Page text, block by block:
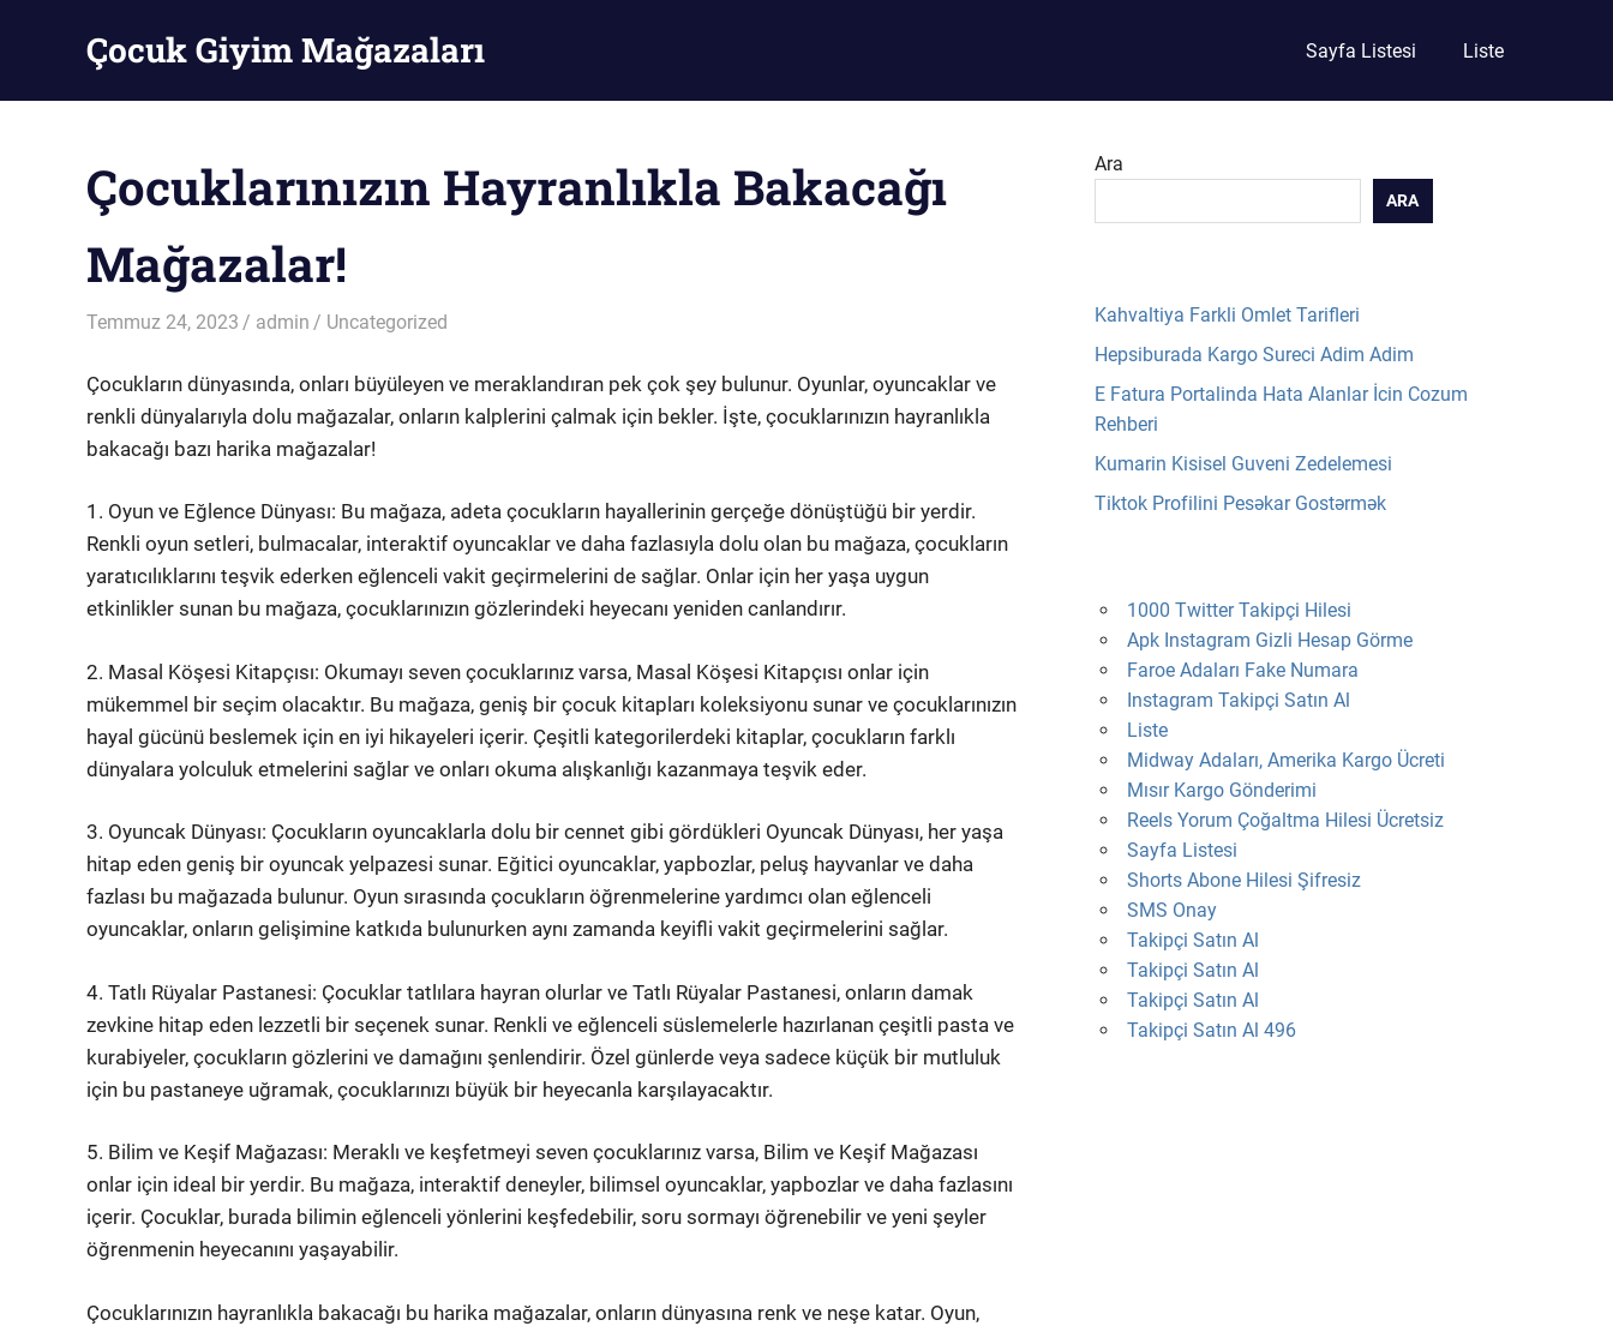
Çocuk Giyim Mağazaları Sayfa Listesi Liste
Çocuklarınızın Hayranlıkla Bakacağı
Mağazalar!
Temmuz 24, 2023 admin Uncategorized
Çocukların dünyasında, onları büyüleyen ve meraklandıran pek çok şey bulunur. Oyunlar, oyuncaklar ve
renkli dünyalarıyla dolu mağazalar, onların kalplerini çalmak için bekler. İşte, çocuklarınızın hayranlıkla
bakacağı bazı harika mağazalar!
1. Oyun ve Eğlence Dünyası: Bu mağaza, adeta çocukların hayallerinin gerçeğe dönüştüğü bir yerdir.
Renkli oyun setleri, bulmacalar, interaktif oyuncaklar ve daha fazlasıyla dolu olan bu mağaza, çocukların
yaratıcılıklarını teşvik ederken eğlenceli vakit geçirmelerini de sağlar. Onlar için her yaşa uygun
etkinlikler sunan bu mağaza, çocuklarınızın gözlerindeki heyecanı yeniden canlandırır.
2. Masal Köşesi Kitapçısı: Okumayı seven çocuklarınız varsa, Masal Köşesi Kitapçısı onlar için
mükemmel bir seçim olacaktır. Bu mağaza, geniş bir çocuk kitapları koleksiyonu sunar ve çocuklarınızın
hayal gücünü beslemek için en iyi hikayeleri içerir. Çeşitli kategorilerdeki kitaplar, çocukların farklı
dünyalara yolculuk etmelerini sağlar ve onları okuma alışkanlığı kazanmaya teşvik eder.
3. Oyuncak Dünyası: Çocukların oyuncaklarla dolu bir cennet gibi gördükleri Oyuncak Dünyası, her yaşa
hitap eden geniş bir oyuncak yelpazesi sunar. Eğitici oyuncaklar, yapbozlar, peluş hayvanlar ve daha
fazlası bu mağazada bulunur. Oyun sırasında çocukların öğrenmelerine yardımcı olan eğlenceli
oyuncaklar, onların gelişimine katkıda bulunurken aynı zamanda keyifli vakit geçirmelerini sağlar.
4. Tatlı Rüyalar Pastanesi: Çocuklar tatlılara hayran olurlar ve Tatlı Rüyalar Pastanesi, onların damak
zevkine hitap eden lezzetli bir seçenek sunar. Renkli ve eğlenceli süslemelerle hazırlanan çeşitli pasta ve
kurabiyeler, çocukların gözlerini ve damağını şenlendirir. Özel günlerde veya sadece küçük bir mutluluk
için bu pastaneye uğramak, çocuklarınızı büyük bir heyecanla karşılayacaktır.
5. Bilim ve Keşif Mağazası: Meraklı ve keşfetmeyi seven çocuklarınız varsa, Bilim ve Keşif Mağazası
onlar için ideal bir yerdir. Bu mağaza, interaktif deneyler, bilimsel oyuncaklar, yapbozlar ve daha fazlasını
içerir. Çocuklar, burada bilimin eğlenceli yönlerini keşfedebilir, soru sormayı öğrenebilir ve yeni şeyler
öğrenmenin heyecanını yaşayabilir.
Çocuklarınızın hayranlıkla bakacağı bu harika mağazalar, onların dünyasına renk ve neşe katar. Oyun,
Ara
ARA
Kahvaltiya Farkli Omlet Tarifleri
Hepsiburada Kargo Sureci Adim Adim
E Fatura Portalinda Hata Alanlar İcin Cozum
Rehberi
Kumarin Kisisel Guveni Zedelemesi
Tiktok Profilini Pesəkar Gostərmək
1000 Twitter Takipçi Hilesi
Apk Instagram Gizli Hesap Görme
Faroe Adaları Fake Numara
Instagram Takipçi Satın Al
Liste
Midway Adaları, Amerika Kargo Ücreti
Mısır Kargo Gönderimi
Reels Yorum Çoğaltma Hilesi Ücretsiz
Sayfa Listesi
Shorts Abone Hilesi Şifresiz
SMS Onay
Takipçi Satın Al
Takipçi Satın Al
Takipçi Satın Al
Takipçi Satın Al 496